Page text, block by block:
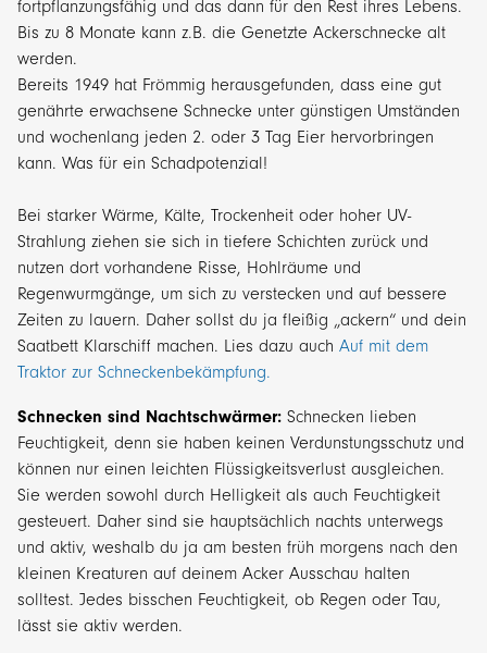
fortpflanzungsfähig und das dann für den Rest ihres Lebens.
Bis zu 8 Monate kann z.B. die Genetzte Ackerschnecke alt
werden.
Bereits 1949 hat Frömmig herausgefunden, dass eine gut
genährte erwachsene Schnecke unter günstigen Umständen
und wochenlang jeden 2. oder 3 Tag Eier hervorbringen
kann. Was für ein Schadpotenzial!
Bei starker Wärme, Kälte, Trockenheit oder hoher UV-
Strahlung ziehen sie sich in tiefere Schichten zurück und
nutzen dort vorhandene Risse, Hohlräume und
Regenwurmgänge, um sich zu verstecken und auf bessere
Zeiten zu lauern. Daher sollst du ja fleißig „ackern“ und dein
Saatbett Klarschiff machen. Lies dazu auchAuf mit dem
Traktor zur Schneckenbekämpfung.
Schnecken sind Nachtschwärmer: Schnecken lieben
Feuchtigkeit, denn sie haben keinen Verdunstungsschutz und
können nur einen leichten Flüssigkeitsverlust ausgleichen.
Sie werden sowohl durch Helligkeit als auch Feuchtigkeit
gesteuert. Daher sind sie hauptsächlich nachts unterwegs
und aktiv, weshalb du ja am besten früh morgens nach den
kleinen Kreaturen auf deinem Acker Ausschau halten
solltest. Jedes bisschen Feuchtigkeit, ob Regen oder Tau,
lässt sie aktiv werden.